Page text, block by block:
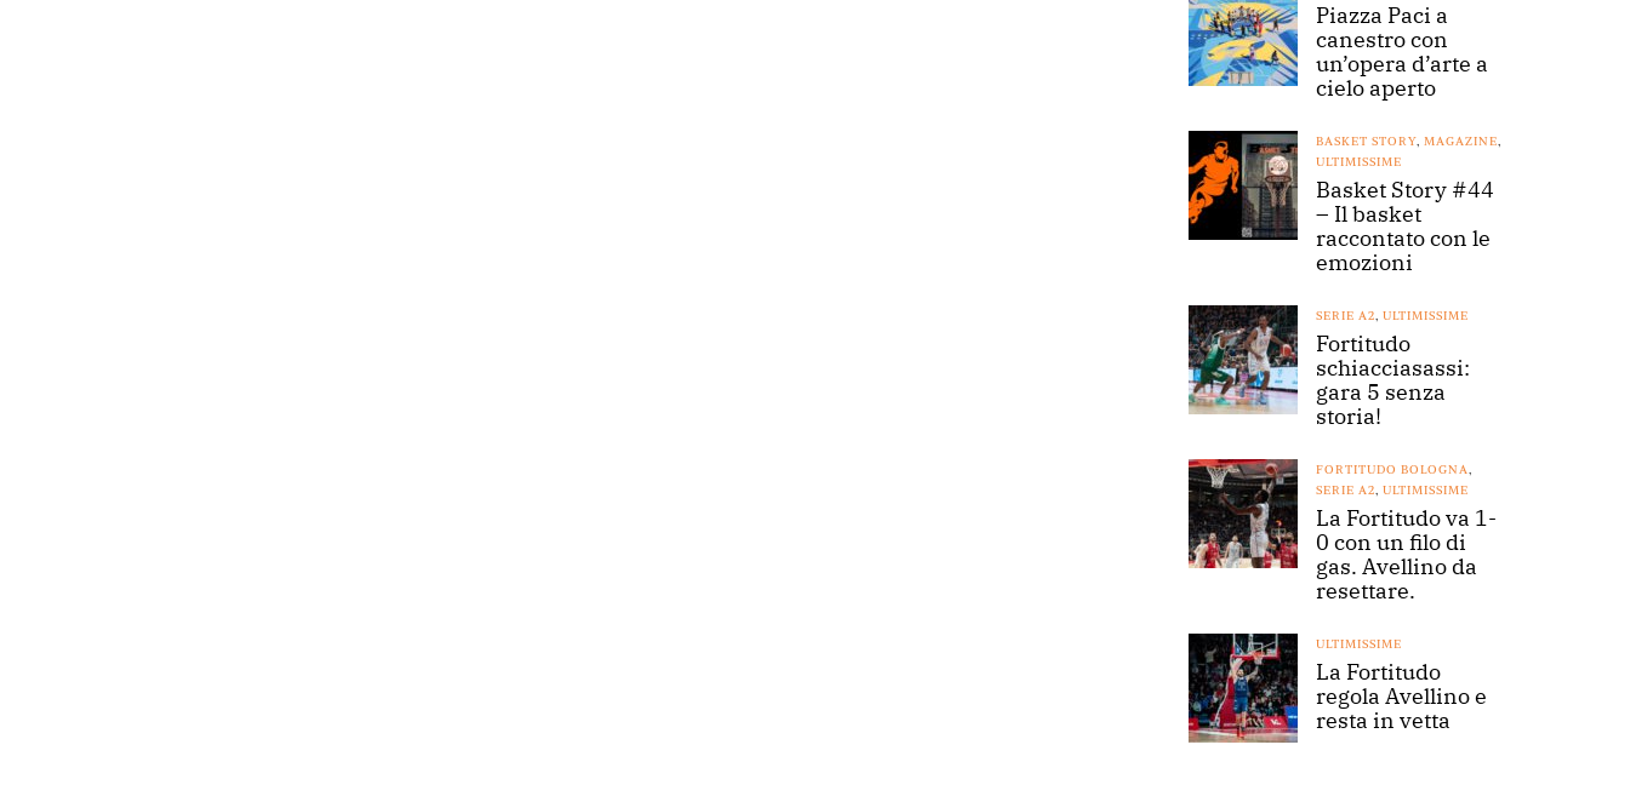
Piazza Paci a
canestro con
un’opera d’arte a
cielo aperto
BASKET STORY, MAGAZINE,
ULTIMISSIME
Basket Story #44
– Il basket
raccontato con le
emozioni
SERIE A2, ULTIMISSIME
Fortitudo
schiacciasassi:
gara 5 senza
storia!
FORTITUDO BOLOGNA,
SERIE A2, ULTIMISSIME
La Fortitudo va 1-
0 con un filo di
gas. Avellino da
resettare.
ULTIMISSIME
La Fortitudo
regola Avellino e
resta in vetta